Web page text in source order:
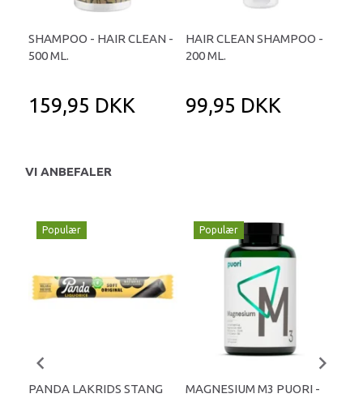
SHAMPOO - HAIR CLEAN -
500 ML.
159,95 DKK
HAIR CLEAN SHAMPOO -
200 ML.
99,95 DKK
VI ANBEFALER
Populær
PANDA LAKRIDS STANG
Populær
MAGNESIUM M3 PUORI -